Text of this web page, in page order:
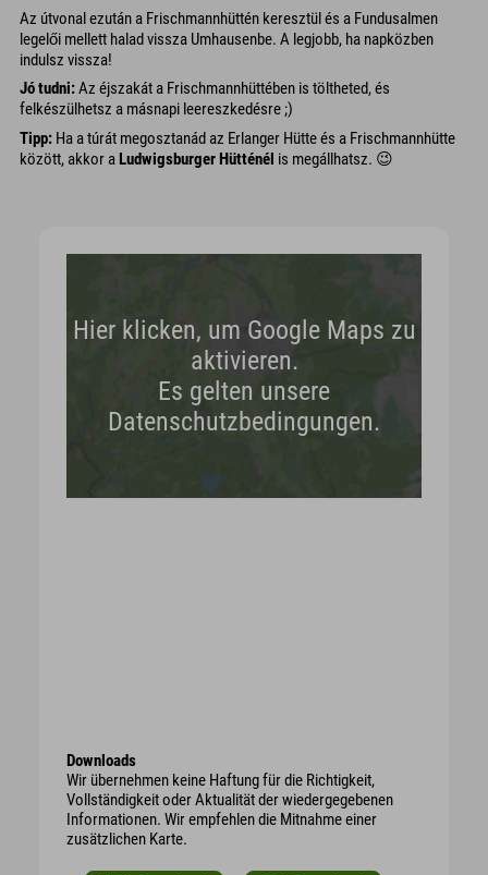
Az útvonal ezután a Frischmannhüttén keresztül és a Fundusalmen
legelői mellett halad vissza Umhausenbe. A legjobb, ha napközben
indulsz vissza!
Jó tudni:Az éjszakát a Frischmannhüttében is töltheted, és
felkészülhetsz a másnapi leereszkedésre ;)
Tipp: Ha a túrát megosztanád az Erlanger Hütte és a Frischmannhütte
között, akkor aLudwigsburger Hütténél is megállhatsz. 😉
Hier klicken, um Google Maps zu
aktivieren.
Es gelten unsere
Datenschutzbedingungen.
Downloads
Wir übernehmen keine Haftung für die Richtigkeit,
Vollständigkeit oder Aktualität der wiedergegebenen
Informationen. Wir empfehlen die Mitnahme einer
zusätzlichen Karte.